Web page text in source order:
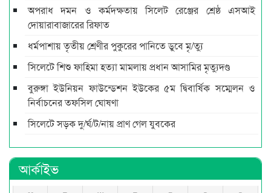
অপরাধ দমন ও কর্মদক্ষতায় সিলেট রেঞ্জের শ্রেষ্ঠ এসআই
দোয়ারাবাজারের রিফাত
ধর্মপাশায় তৃতীয় শ্রেণীর পুকুরের পানিতে ডুবে মৃ/ত্যু
সিলেটে শিশু ফাহিমা হত্যা মামলায় প্রধান আসামির মৃত্যুদণ্ড
বুরুঙ্গা ইউনিয়ন ফাউন্ডেশন ইউকের ৫ম দ্বিবার্ষিক সম্মেলন ও
নির্বাচনের তফসিল ঘোষণা
সিলেটে সড়ক দু/র্ঘ/ট/নায় প্রাণ গেল যুবকের
আর্কাইভ